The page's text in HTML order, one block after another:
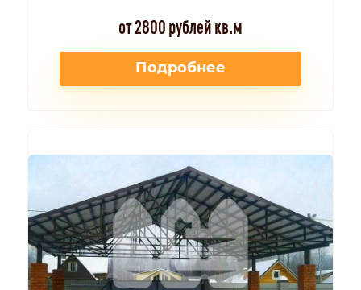
от 2800 рублей кв.м
Подробнее